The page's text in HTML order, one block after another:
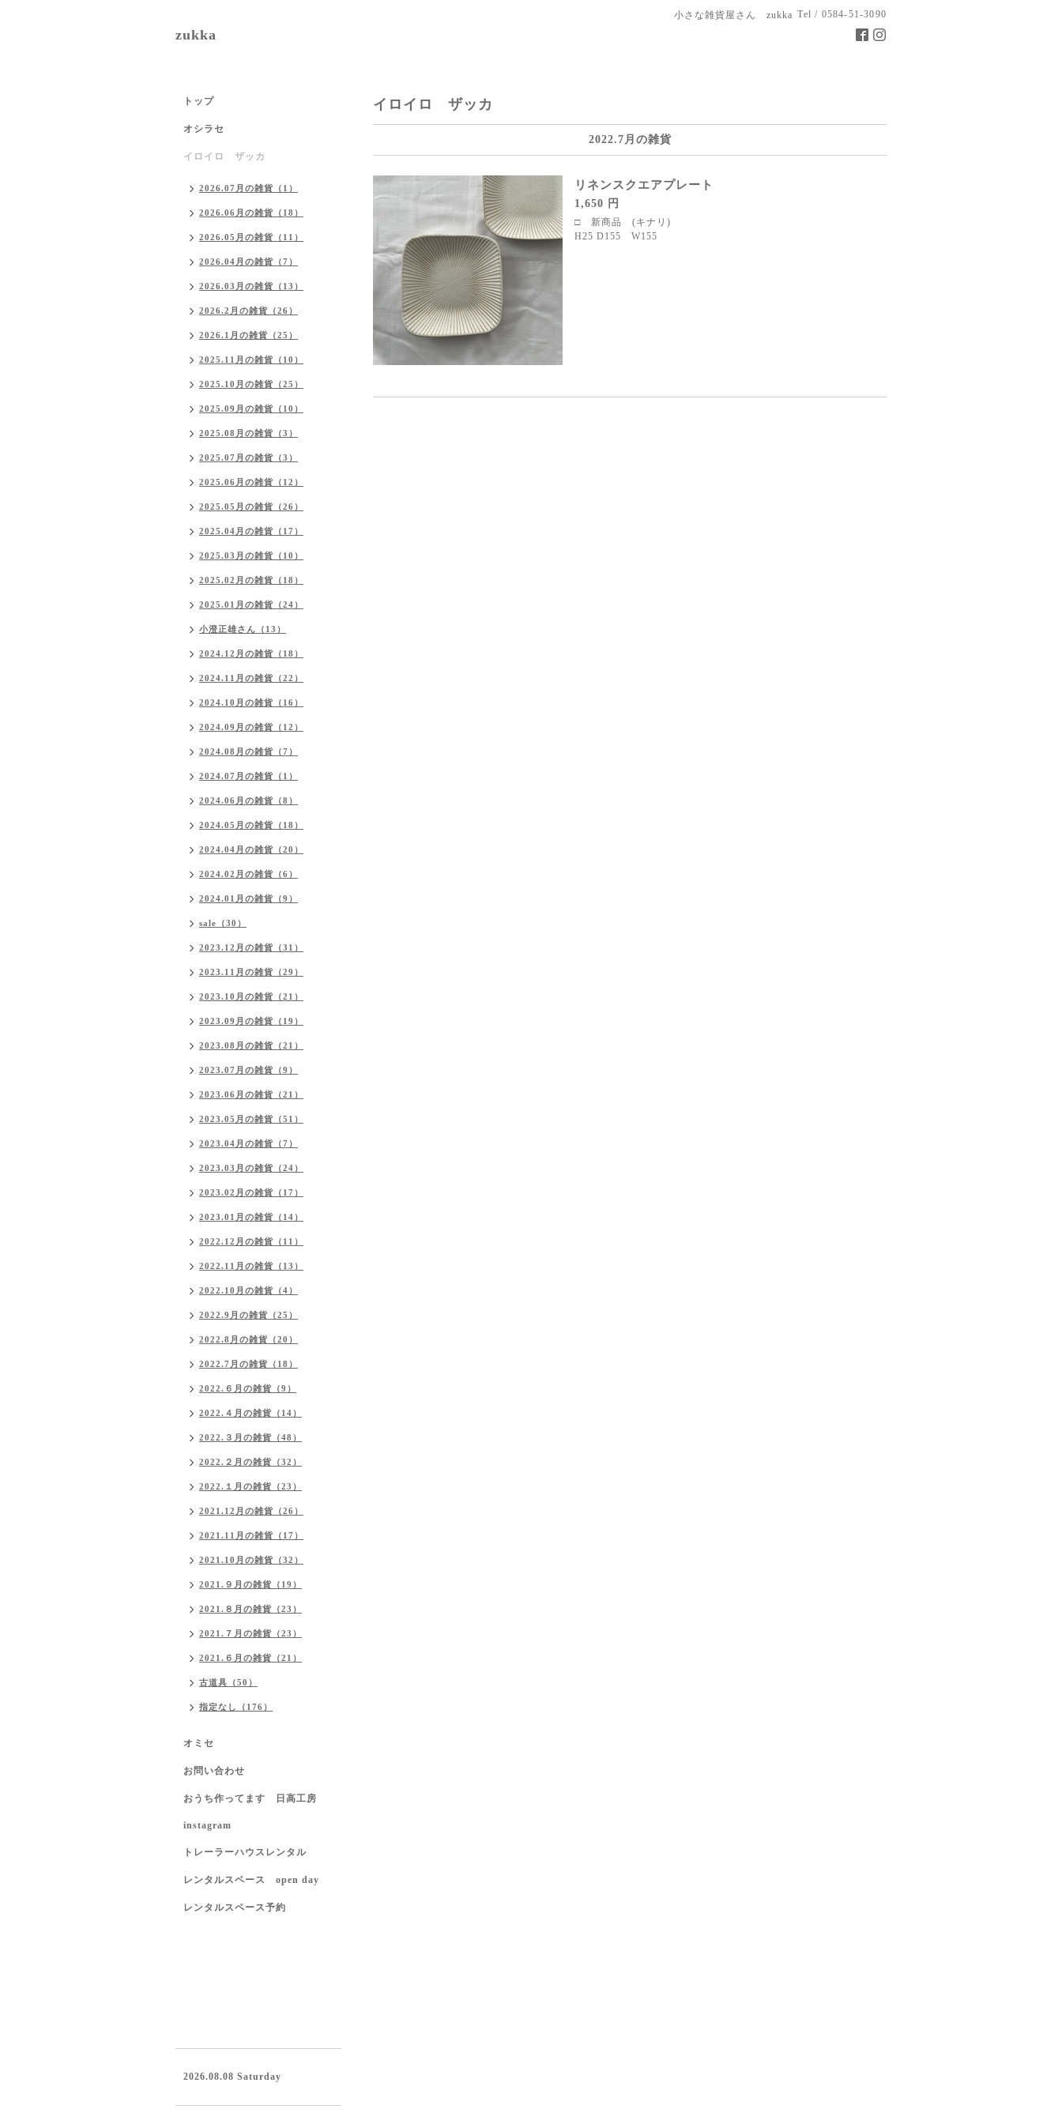
小さな雑貨屋さん zukka Tel / 0584-51-3090
zukka
イロイロ ザッカ
2022.7月の雑貨
リネンスクエアプレート
1,650 円
□ 新商品 (キナリ)
H25 D155 W155
トップ
オシラセ
イロイロ ザッカ
2026.07月の雑貨（1）
2026.06月の雑貨（18）
2026.05月の雑貨（11）
2026.04月の雑貨（7）
2026.03月の雑貨（13）
2026.2月の雑貨（26）
2026.1月の雑貨（25）
2025.11月の雑貨（10）
2025.10月の雑貨（25）
2025.09月の雑貨（10）
2025.08月の雑貨（3）
2025.07月の雑貨（3）
2025.06月の雑貨（12）
2025.05月の雑貨（26）
2025.04月の雑貨（17）
2025.03月の雑貨（10）
2025.02月の雑貨（18）
2025.01月の雑貨（24）
小澄正雄さん（13）
2024.12月の雑貨（18）
2024.11月の雑貨（22）
2024.10月の雑貨（16）
2024.09月の雑貨（12）
2024.08月の雑貨（7）
2024.07月の雑貨（1）
2024.06月の雑貨（8）
2024.05月の雑貨（18）
2024.04月の雑貨（20）
2024.02月の雑貨（6）
2024.01月の雑貨（9）
sale（30）
2023.12月の雑貨（31）
2023.11月の雑貨（29）
2023.10月の雑貨（21）
2023.09月の雑貨（19）
2023.08月の雑貨（21）
2023.07月の雑貨（9）
2023.06月の雑貨（21）
2023.05月の雑貨（51）
2023.04月の雑貨（7）
2023.03月の雑貨（24）
2023.02月の雑貨（17）
2023.01月の雑貨（14）
2022.12月の雑貨（11）
2022.11月の雑貨（13）
2022.10月の雑貨（4）
2022.9月の雑貨（25）
2022.8月の雑貨（20）
2022.7月の雑貨（18）
2022.６月の雑貨（9）
2022.４月の雑貨（14）
2022.３月の雑貨（48）
2022.２月の雑貨（32）
2022.１月の雑貨（23）
2021.12月の雑貨（26）
2021.11月の雑貨（17）
2021.10月の雑貨（32）
2021.９月の雑貨（19）
2021.８月の雑貨（23）
2021.７月の雑貨（23）
2021.６月の雑貨（21）
古道具（50）
指定なし（176）
オミセ
お問い合わせ
おうち作ってます 日高工房
instagram
トレーラーハウスレンタル
レンタルスペース open day
レンタルスペース予約
2026.08.08 Saturday